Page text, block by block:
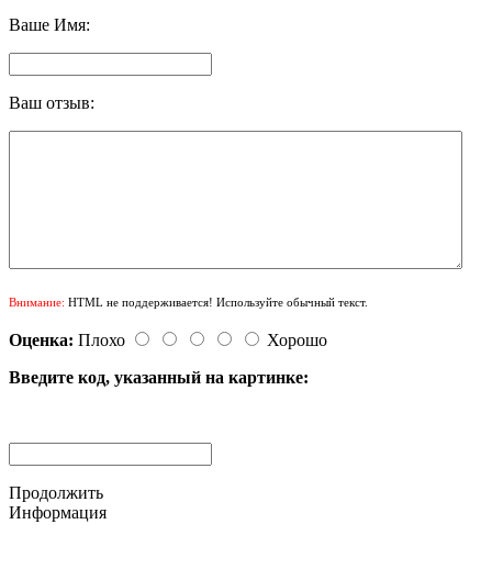
Ваше Имя:
Ваш отзыв:
Внимание: HTML не поддерживается! Используйте обычный текст.
Оценка: Плохо
Хорошо
Введите код, указанный на картинке:
Продолжить
Информация